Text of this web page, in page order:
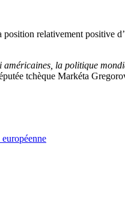
position relativement positive
américaines, la politique
tchèque Markéta